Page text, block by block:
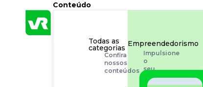
Conteúdo
Todas as
categorias
Confira
nossos
conteúdos
Empreendedorismo
Impulsione
o
seu
negócio